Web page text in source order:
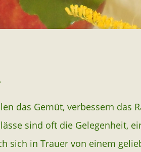
das Gemüt, verbessern das
sind oft die Gelegenheit,
sich in Trauer von einem